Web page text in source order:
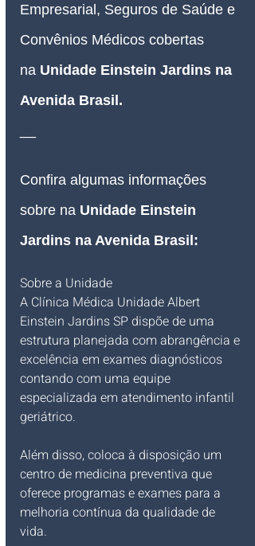
Empresarial, Seguros de Saúde e
Convênios Médicos cobertas
na Unidade Einstein Jardins na
Avenida Brasil.
Confira algumas informações
sobre na Unidade Einstein
Jardins na Avenida Brasil:
Sobre a Unidade
A Clínica Médica Unidade Albert
Einstein Jardins SP dispõe de uma
estrutura planejada com abrangência e
excelência em exames diagnósticos
contando com uma equipe
especializada em atendimento infantil
geriátrico.
Além disso, coloca à disposição um
centro de medicina preventiva que
oferece programas e exames para a
melhoria contínua da qualidade de
vida.